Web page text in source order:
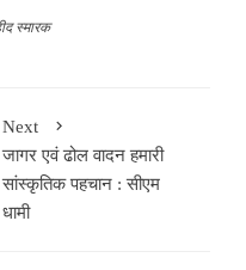
स्मारक
Next
जागर एवं ढोल वादन हमारी
सांस्कृतिक पहचान : सीएम
धामी